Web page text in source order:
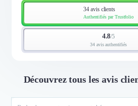
34 avis clients
Authentifiés par Trustfolio
4.8/5
34 avis authentifiés
Découvrez tous les avis